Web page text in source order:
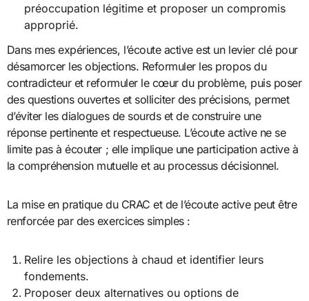
préoccupation légitime et proposer un compromis
approprié.
Dans mes expériences, l’écoute active est un levier clé pour
désamorcer les objections. Reformuler les propos du
contradicteur et reformuler le cœur du problème, puis poser
des questions ouvertes et solliciter des précisions, permet
d’éviter les dialogues de sourds et de construire une
réponse pertinente et respectueuse. L’écoute active ne se
limite pas à écouter ; elle implique une participation active à
la compréhension mutuelle et au processus décisionnel.
La mise en pratique du CRAC et de l’écoute active peut être
renforcée par des exercices simples :
Relire les objections à chaud et identifier leurs
fondements.
Proposer deux alternatives ou options de